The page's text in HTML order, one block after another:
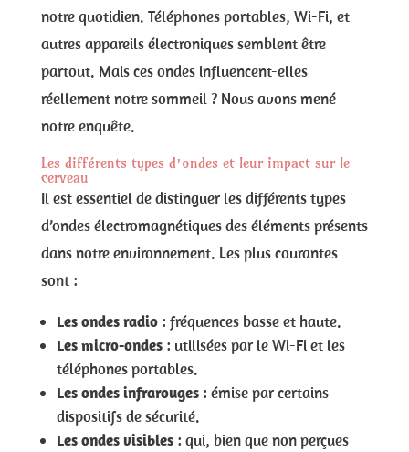
notre quotidien. Téléphones portables, Wi-Fi, et
autres appareils électroniques semblent être
partout. Mais ces ondes influencent-elles
réellement notre sommeil ? Nous avons mené
notre enquête.
Les différents types d’ondes et leur impact sur le
cerveau
Il est essentiel de distinguer les différents types
d’ondes électromagnétiques des éléments présents
dans notre environnement. Les plus courantes
sont :
Les ondes radio: fréquences basse et haute.
Les micro-ondes: utilisées par le Wi-Fi et les
téléphones portables.
Les ondes infrarouges: émise par certains
dispositifs de sécurité.
Les ondes visibles: qui, bien que non perçues